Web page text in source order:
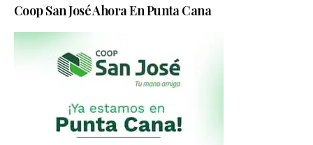
Coop San José Ahora En Punta Cana